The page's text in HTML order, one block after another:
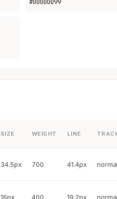
#00000099
SIZE WEIGHT LINE
34.5px 700 41.4px
16px 400 19.2px